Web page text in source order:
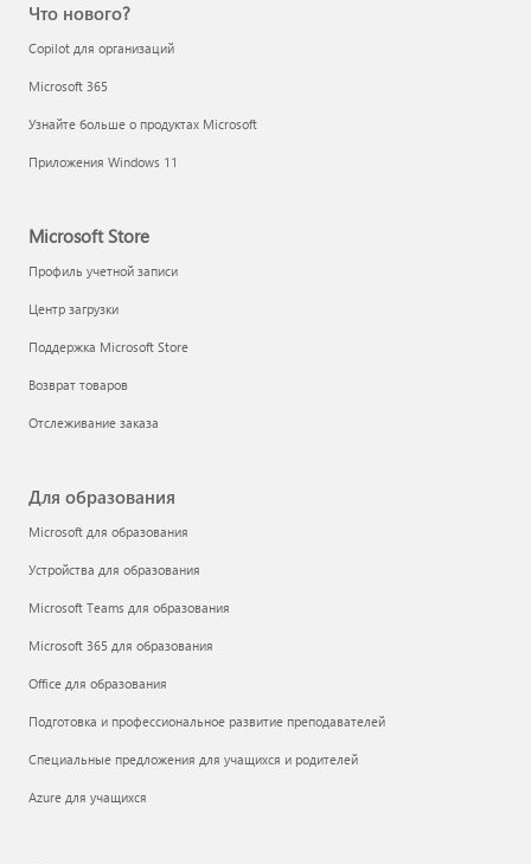
Что нового?
Copilot для организаций
Microsoft 365
Узнайте больше о продуктах Microsoft
Приложения Windows 11
Microsoft Store
Профиль учетной записи
Центр загрузки
Поддержка Microsoft Store
Возврат товаров
Отслеживание заказа
Для образования
Microsoft для образования
Устройства для образования
Microsoft Teams для образования
Microsoft 365 для образования
Office для образования
Подготовка и профессиональное развитие преподавателей
Специальные предложения для учащихся и родителей
Azure для учащихся